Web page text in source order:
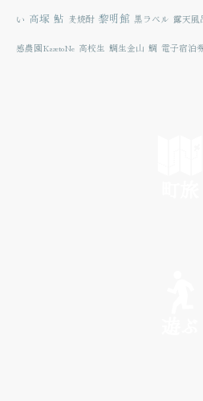
い 高塚 鮎 麦焼酎 黎明館 黒ラベル 露天風
感農園KazetoNe 高校生 鯛生金山 鯛 電子宿泊